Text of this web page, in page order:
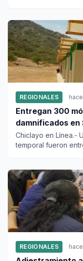
REGIONALES
Entregan 300
damnificados en
Chiclayo en Línea.-
temporal fueron
REGIONALES